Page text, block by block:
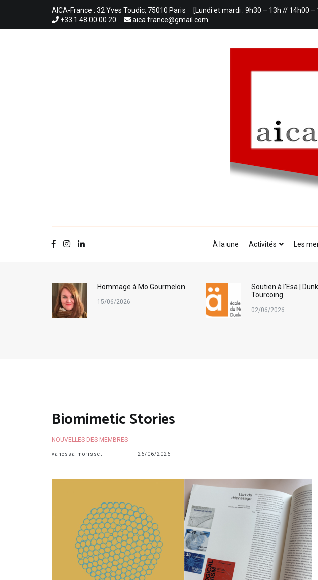
AICA-France : 32 Yves Toudic, 75010 Paris [Lundi et mardi : 9h30 – 13h // 14h00 –
+33 1 48 00 00 20
aica.france@gmail.com
À la une Activités Les
Hommage à Mo Gourmelon
15/06/2026
Soutien à l’Esä |
Tourcoing
02/06/2026
Biomimetic Stories
NOUVELLES DES MEMBRES
vanessa-morisset 26/06/2026